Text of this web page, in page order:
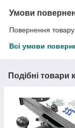
Умови
Повернення
Всі умови
Подібні товари